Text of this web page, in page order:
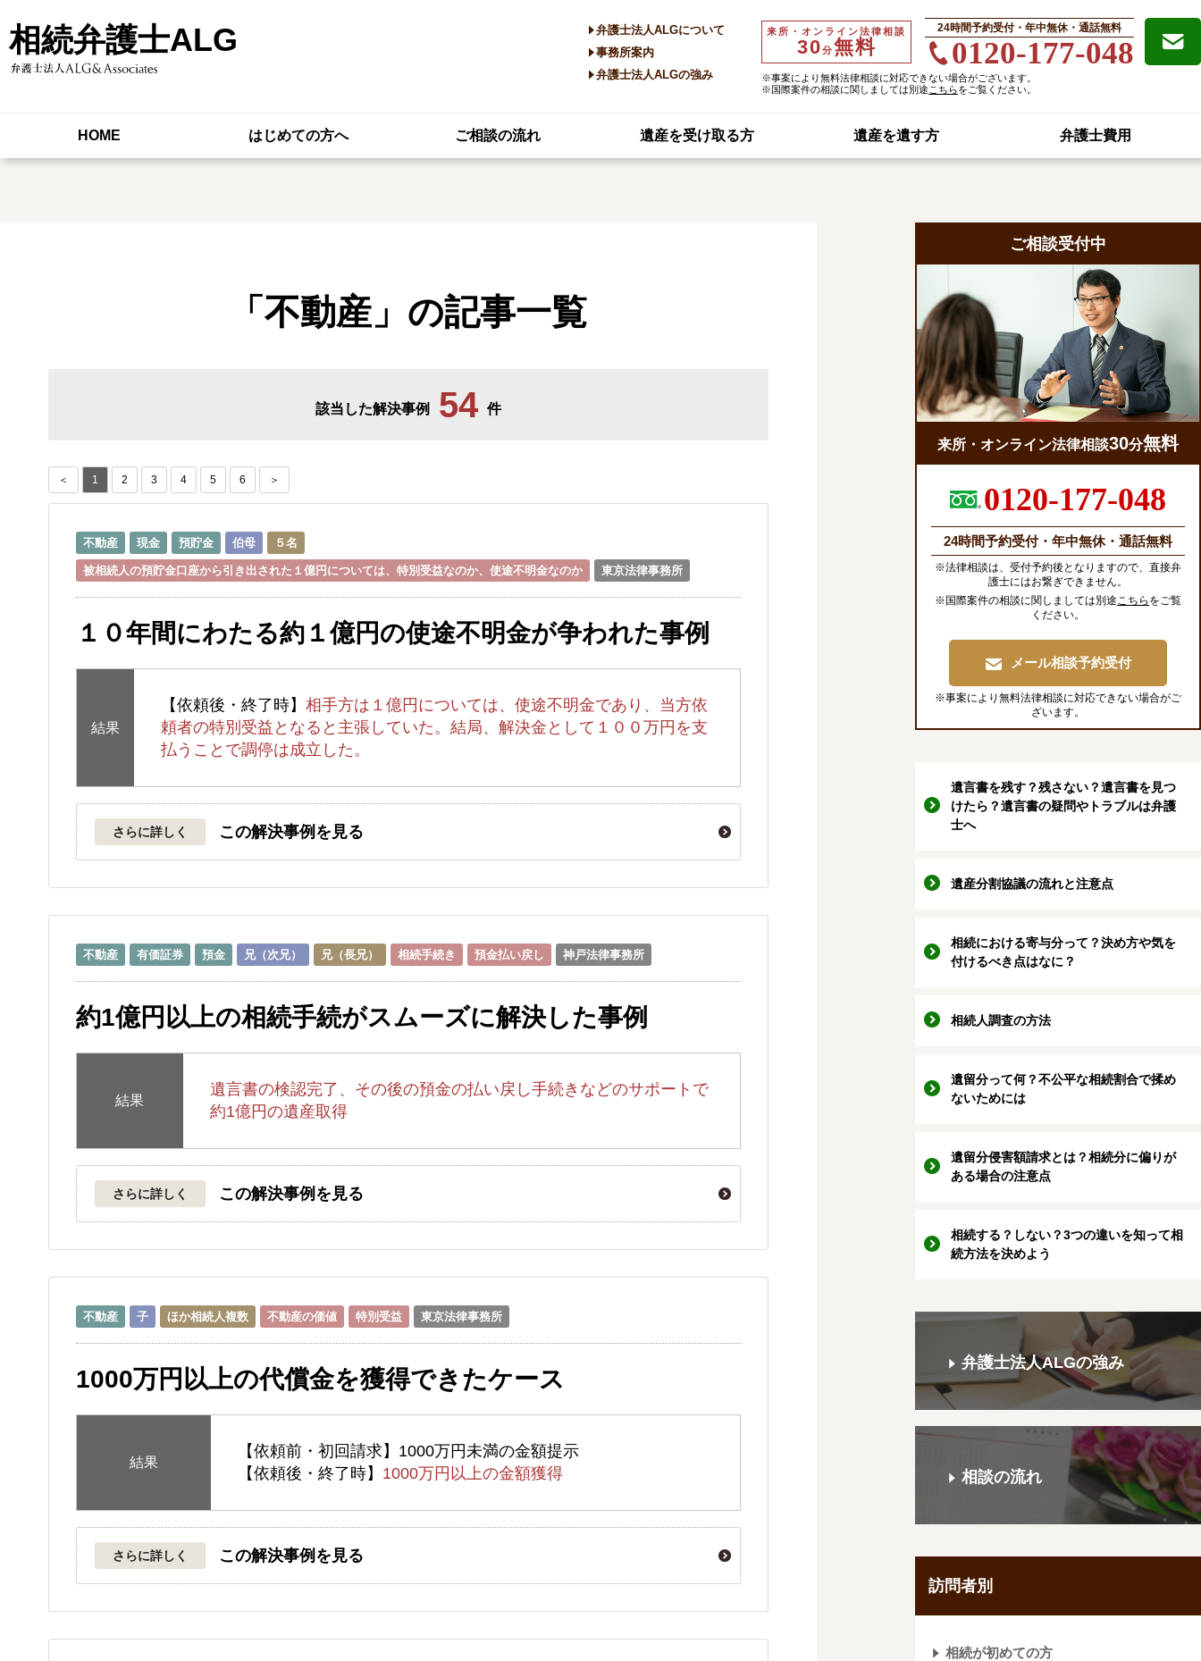
相続弁護士ALG 来所・オンライン法律相談
30分無料
24時間予約受付・年中無休・通話無料
0120-177-048
※事案により無料法律相談に対応できない場合がございます。
※国際案件の相談に関しましては別途 こちらをご覧ください。
弁護士法人ALGについて
事務所案内
弁護士法人ALGの強み
HOME はじめての方へ ご相談の流れ 遺産を受け取る方 遺産を遺す方 弁護士費用
「不動産」の記事一覧
該当した解決事例 54 件
＜ 1 2 3 4 5 6 ＞
不動産 現金 預貯金 伯母 ５名
被相続人の預貯金口座から引き出された１億円については、特別受益なのか、使途不明金なのか 東京法律事務所
１０年間にわたる約１億円の使途不明金が争われた事例
結果
【依頼後・終了時】 相手方は１億円については、使途不明金であり、当方依
頼者の特別受益となると主張していた。結局、解決金として１００万円を支
払うことで調停は成立した。
さらに詳しく この解決事例を見る
不動産 有価証券 預金 兄（次兄） 兄（長兄） 相続手続き 預金払い戻し 神戸法律事務所
約1億円以上の相続手続がスムーズに解決した事例
結果
遺言書の検認完了、その後の預金の払い戻し手続きなどのサポートで
約1億円の遺産取得
さらに詳しく この解決事例を見る
不動産 子 ほか相続人複数 不動産の価値 特別受益 東京法律事務所
1000万円以上の代償金を獲得できたケース
結果
【依頼前・初回請求】1000万円未満の金額提示
【依頼後・終了時】 1000万円以上の金額獲得
さらに詳しく この解決事例を見る
ご相談受付中
来所・オンライン法律相談30分無料
0120-177-048
24時間予約受付・年中無休・通話無料
※法律相談は、受付予約後となりますので、直接弁
護士にはお繋ぎできません。
※国際案件の相談に関しましては別途こちら をご覧
ください。
メール相談予約受付
※事案により無料法律相談に対応できない場合がご
ざいます。
遺言書を残す？残さない？遺言書を見つ
けたら？遺言書の疑問やトラブルは弁護
士へ
遺産分割協議の流れと注意点
相続における寄与分って？決め方や気を
付けるべき点はなに？
相続人調査の方法
遺留分って何？不公平な相続割合で揉め
ないためには
遺留分侵害額請求とは？相続分に偏りが
ある場合の注意点
相続する？しない？3つの違いを知って相
続方法を決めよう
弁護士法人ALGの強み
相談の流れ
訪問者別
相続が初めての方